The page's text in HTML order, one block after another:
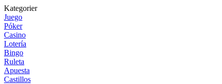
Kategorier
Juego
Póker
Casino
Lotería
Bingo
Ruleta
Apuesta
Castillos